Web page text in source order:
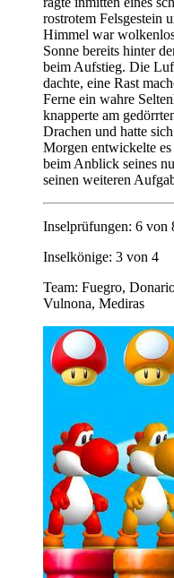
rostrotem Felsgestein
Himmel war
Sonne bereits hinter
beim Aufstieg. Die
dachte, eine Rast
Ferne ein wahre
knapperte am
Drachen und hatte
Morgen entwickelte es
beim Anblick seines
seinen weiteren
Inselprüfungen: 6 von
Inselkönige: 3 von 4
Team: Fuegro,
Vulnona, Mediras